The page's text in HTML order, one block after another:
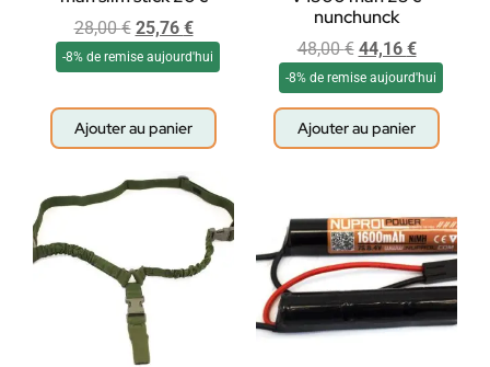
28,00€ 25,76 €
-8% de remise aujourd'hui
Ajouter au panier
nunchunck
48,00€ 44,16 €
-8% de remise aujourd'hui
Ajouter au panier